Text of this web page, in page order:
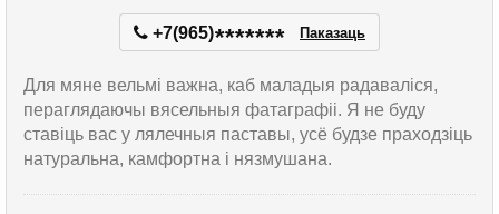
+7(965)******* Паказаць
Для мяне вельмі важна, каб маладыя радаваліся,
пераглядаючы вясельныя фатаграфіі. Я не буду
ставіць вас у лялечныя паставы, усё будзе праходзіць
натуральна, камфортна і нязмушана.